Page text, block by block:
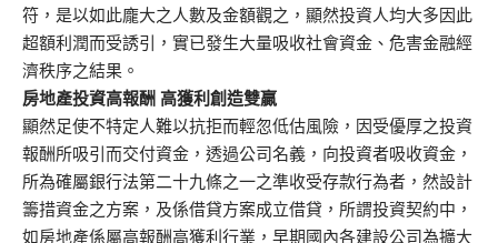
符，是以如此龐大之人數及金額觀之，顯然投資人均大多因此
超額利潤而受誘引，實已發生大量吸收社會資金、危害金融經
濟秩序之結果。
房地產投資高報酬 高獲利創造雙贏
顯然足使不特定人難以抗拒而輕忽低估風險，因受優厚之投資
報酬所吸引而交付資金，透過公司名義，向投資者吸收資金，
所為確屬銀行法第二十九條之一之準收受存款行為者，然設計
籌措資金之方案，及係借貸方案成立借貸，所謂投資契約中，
如房地產係屬高報酬高獲利行業，早期國內各建設公司為擴大